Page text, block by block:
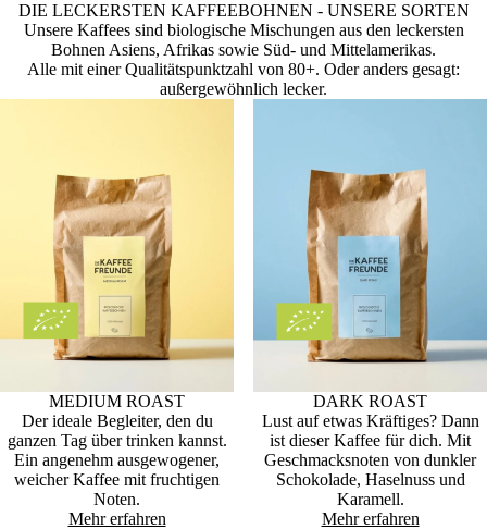
DIE LECKERSTEN KAFFEEBOHNEN - UNSERE SORTEN
Unsere Kaffees sind biologische Mischungen aus den leckersten
Bohnen Asiens, Afrikas sowie Süd- und Mittelamerikas.
Alle mit einer Qualitätspunktzahl von 80+. Oder anders gesagt:
außergewöhnlich lecker.
MEDIUM ROAST
Der ideale Begleiter, den du
ganzen Tag über trinken kannst.
Ein angenehm ausgewogener,
weicher Kaffee mit fruchtigen
Noten.
Mehr erfahren
DARK ROAST
Lust auf etwas Kräftiges? Dann
ist dieser Kaffee für dich. Mit
Geschmacksnoten von dunkler
Schokolade, Haselnuss und
Karamell.
Mehr erfahren